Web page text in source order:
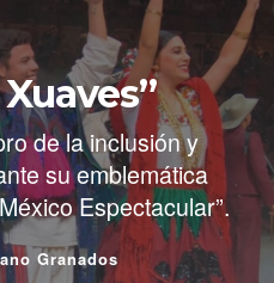
de la inclusión y
su emblemática
Espectacular”.
Granados